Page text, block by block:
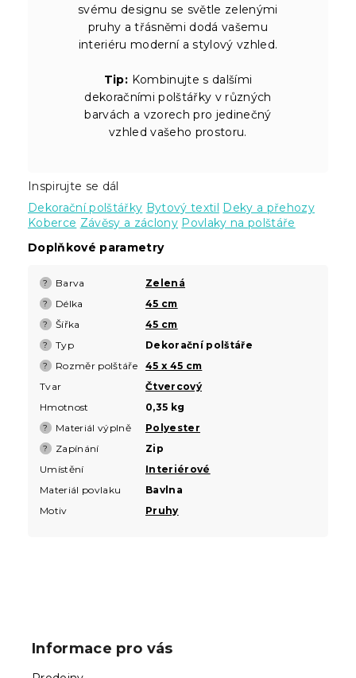
svému designu se světle zelenými
pruhy a třásněmi dodá vašemu
interiéru moderní a stylový vzhled.
Tip: Kombinujte s dalšími
dekoračními polštářky v různých
barvách a vzorech pro jedinečný
vzhled vašeho prostoru.
Inspirujte se dál
Dekorační polštářky Bytový textil Deky a přehozy
Koberce Závěsy a záclony Povlaky na polštáře
Doplňkové parametry
? Barva Zelená
? Délka 45 cm
? Šířka 45 cm
? Typ Dekorační polštáře
? Rozměr polštáře
45 x 45 cm
Tvar
Čtvercový
Hmotnost
0,35 kg
? Materiál výplně Polyester
? Zapínání
Zip
Umístění
Interiérové
Materiál povlaku
Bavlna
Motiv
Pruhy
Informace pro vás